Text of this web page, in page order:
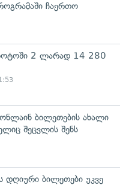
ჩაერთო
2 ლარად 14 280
ბილეთების ახალი
შეცვლის შენს
ბილეთები უკვე